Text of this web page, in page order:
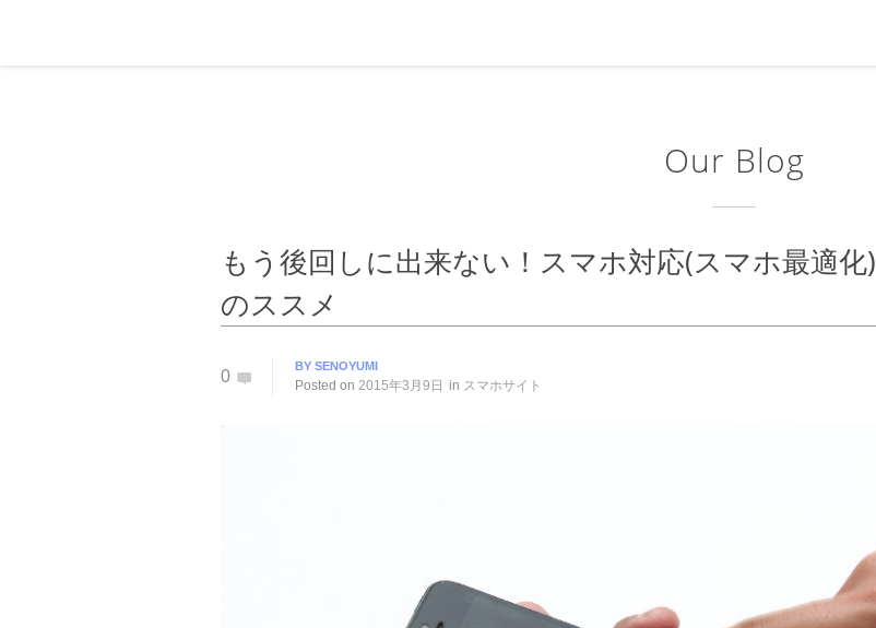
Our Blog
もう後回しに出来ない！スマホ対応(スマホ最適化)
のススメ
0
BY SENOYUMI
Posted on 2015年3月9日 in スマホサイト